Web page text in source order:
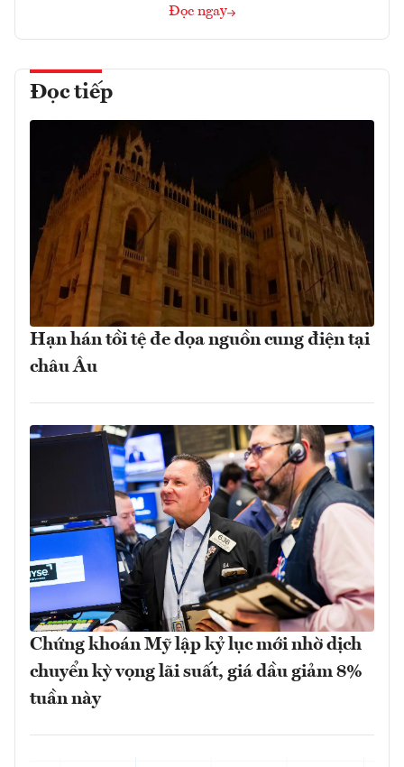
Đọc ngay
Đọc tiếp
Hạn hán tồi tệ đe dọa nguồn cung điện tại
châu Âu
Chứng khoán Mỹ lập kỷ lục mới nhờ dịch
chuyển kỳ vọng lãi suất, giá dầu giảm 8%
tuần này